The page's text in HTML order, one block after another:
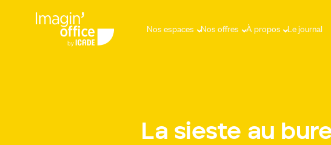
Nos espaces Nos offres À propos Le journal
La sieste au